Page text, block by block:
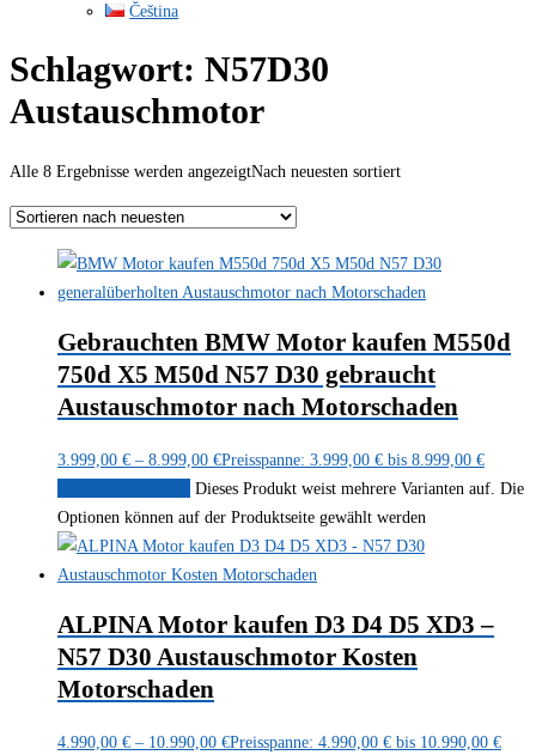
Čeština
Schlagwort: N57D30
Austauschmotor
Alle 8 Ergebnisse werden angezeigtNach neuesten sortiert
Gebrauchten BMW Motor kaufen M550d
750d X5 M50d N57 D30 gebraucht
Austauschmotor nach Motorschaden
3.999,00 € – 8.999,00 €Preisspanne: 3.999,00 € bis 8.999,00 €
Dieses Produkt weist mehrere Varianten auf. Die
Optionen können auf der Produktseite gewählt werden
ALPINA Motor kaufen D3 D4 D5 XD3 –
N57 D30 Austauschmotor Kosten
Motorschaden
4.990,00 € – 10.990,00 €Preisspanne: 4.990,00 € bis 10.990,00 €